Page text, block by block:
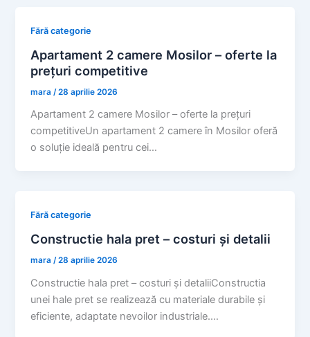
Fără categorie
Apartament 2 camere Mosilor – oferte la
prețuri competitive
mara /28 aprilie 2026
Apartament 2 camere Mosilor – oferte la prețuri
competitiveUn apartament 2 camere în Mosilor oferă
o soluție ideală pentru cei…
Fără categorie
Constructie hala pret – costuri și detalii
mara/28 aprilie 2026
Constructie hala pret – costuri și detaliiConstructia
unei hale pret se realizează cu materiale durabile și
eficiente, adaptate nevoilor industriale.…